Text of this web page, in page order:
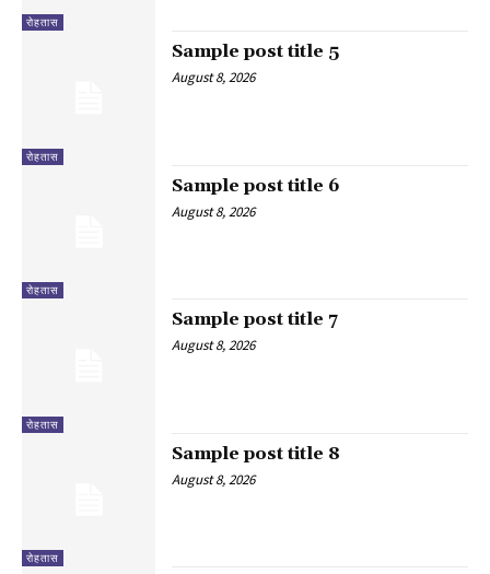
रोहतास
रोहतास
Sample post title 5
August 8, 2026
रोहतास
Sample post title 6
August 8, 2026
रोहतास
Sample post title 7
August 8, 2026
रोहतास
Sample post title 8
August 8, 2026